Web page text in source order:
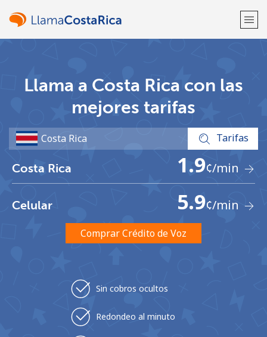
¿Ya tienes una cuenta?Inicia sesión →
Regístrate con
Llama a Costa Rica con las
mejores tarifas
Tarifas
Costa Rica 1.9¢/min
Celular 5.9¢/min
Comprar Crédito de Voz
Sin cobros ocultos
Redondeo al minuto